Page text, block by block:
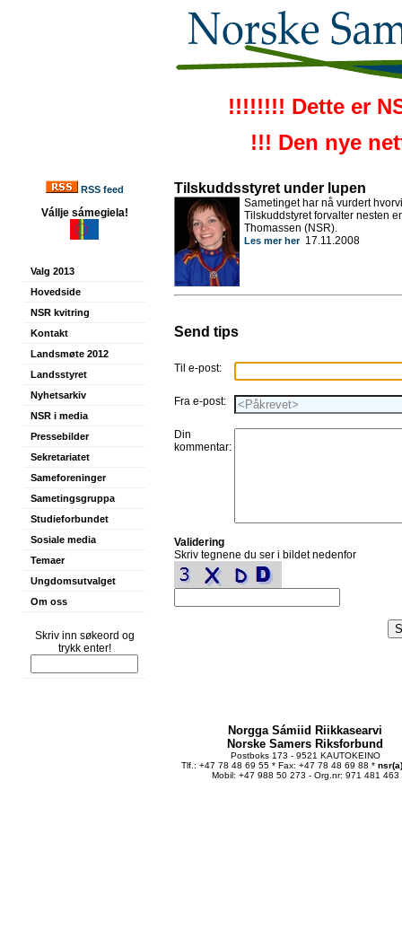
!!!!!!!! Dette er
!!! Den nye
RSS feed
Vállje sámegiela!
Valg 2013
Hovedside
NSR kvitring
Kontakt
Landsmøte 2012
Landsstyret
Nyhetsarkiv
NSR i media
Pressebilder
Sekretariatet
Sameforeninger
Sametingsgruppa
Studieforbundet
Sosiale media
Temaer
Ungdomsutvalget
Om oss
Skriv inn søkeord og
trykk enter!
Tilskuddsstyret under lupen
Sametinget har nå vurdert
Tilskuddstyret forvalter nesten
Thomassen (NSR).
Les mer her17.11.2008
Send tips
Til e-post:
Fra e-post:
Din
kommentar:
Validering
Skriv tegnene du ser i bildet nedenfor
Norgga Sámiid Riikkasearvi
Norske Samers Riksforbund
Postboks 173 - 9521 KAUTOKEINO
Tlf.: +47 78 48 69 55 * Fax: +47 78 48 69 88 *
Mobil: +47 988 50 273 - Org.nr: 971 481 463